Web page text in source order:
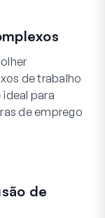
de trabalho
ideal para
de emprego
de